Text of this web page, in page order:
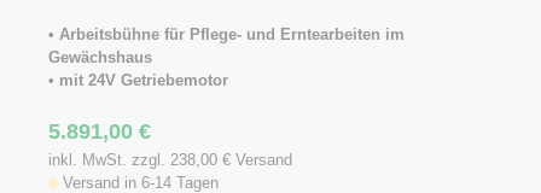
• Arbeitsbühne für Pflege- und Erntearbeiten im
Gewächshaus
• mit 24V Getriebemotor
5.891,00 €
inkl. MwSt. zzgl. 238,00 € Versand
Versand in 6-14 Tagen